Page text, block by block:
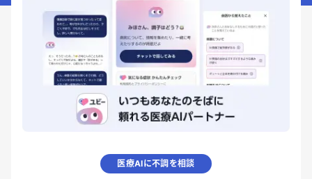
医療AIに不調を相談